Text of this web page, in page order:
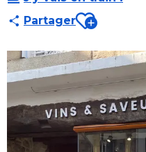
PartagerAjouter aux